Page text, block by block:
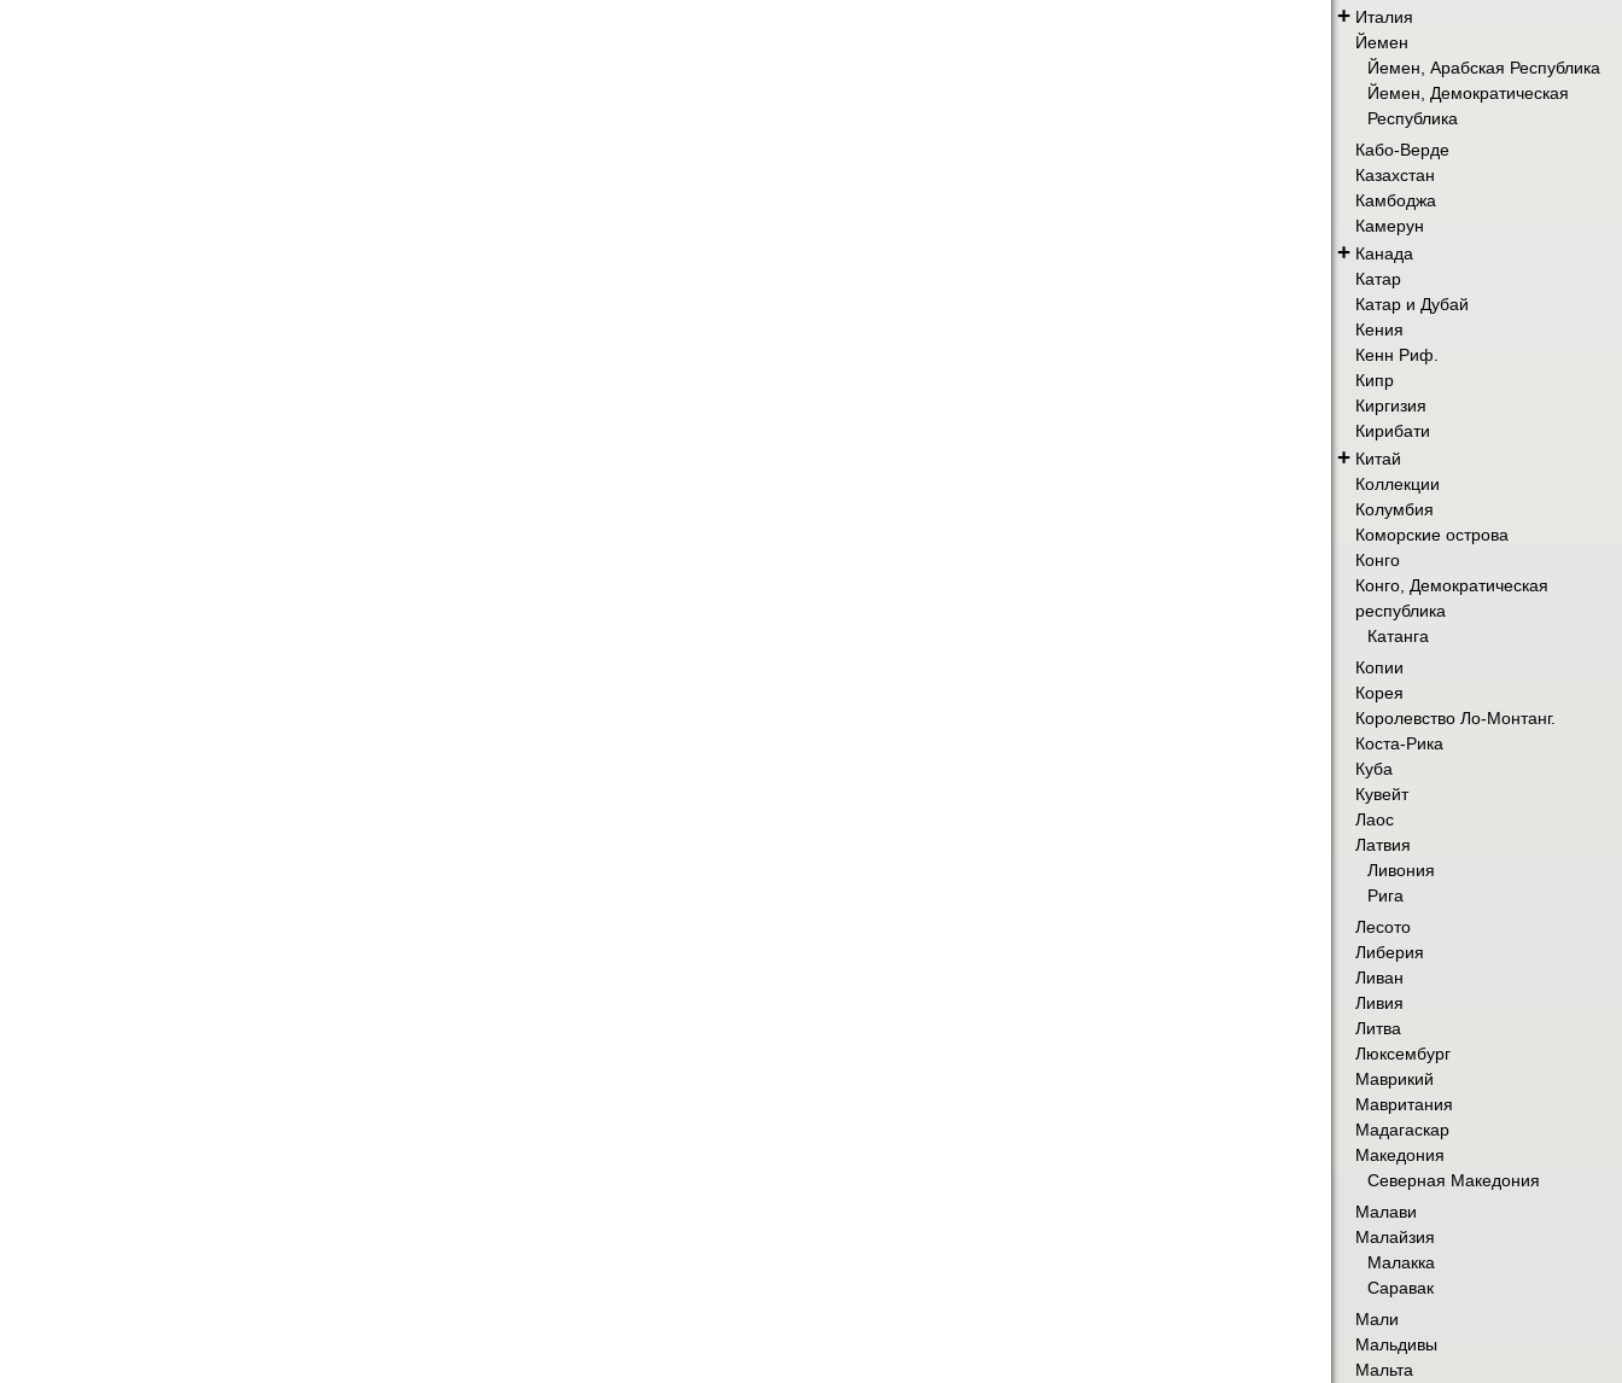
+ Италия
Йемен
Йемен, Арабская Республика
Йемен, Демократическая
Республика
Кабо-Верде
Казахстан
Камбоджа
Камерун
+ Канада
Катар
Катар и Дубай
Кения
Кенн Риф.
Кипр
Киргизия
Кирибати
+ Китай
Коллекции
Колумбия
Коморские острова
Конго
Конго, Демократическая
республика
Катанга
Копии
Корея
Королевство Ло-Монтанг.
Коста-Рика
Куба
Кувейт
Лаос
Латвия
Ливония
Рига
Лесото
Либерия
Ливан
Ливия
Литва
Люксембург
Маврикий
Мавритания
Мадагаскар
Македония
Северная Македония
Малави
Малайзия
Малакка
Саравак
Мали
Мальдивы
Мальта